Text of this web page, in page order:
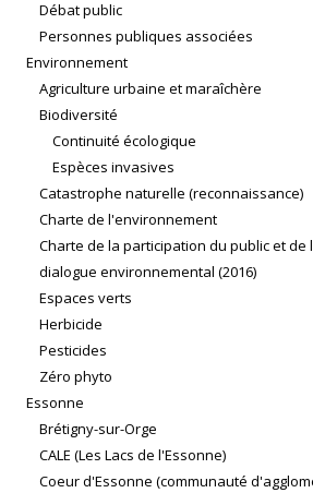
Débat public
Personnes publiques associées
Environnement
Agriculture urbaine et maraîchère
Biodiversité
Continuité écologique
Espèces invasives
Catastrophe naturelle (reconnaissance)
Charte de l'environnement
Charte de la participation du public et
dialogue environnemental (2016)
Espaces verts
Herbicide
Pesticides
Zéro phyto
Essonne
Brétigny-sur-Orge
CALE (Les Lacs de l'Essonne)
Coeur d'Essonne (communauté